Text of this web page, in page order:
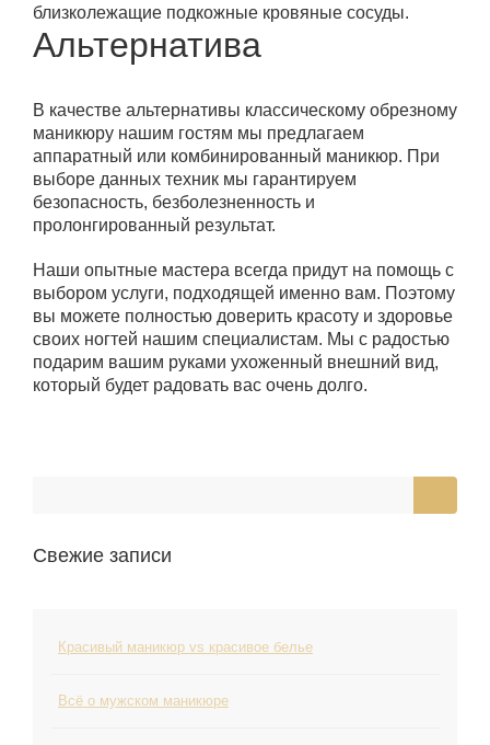
Свежие записи
Красивый маникюр vs красивое белье
Всё о мужском маникюре
близколежащие подкожные кровяные сосуды.
Альтернатива
В качестве альтернативы классическому обрезному
маникюру нашим гостям мы предлагаем
аппаратный или комбинированный маникюр. При
выборе данных техник мы гарантируем
безопасность, безболезненность и
пролонгированный результат.
Наши опытные мастера всегда придут на помощь с
выбором услуги, подходящей именно вам. Поэтому
вы можете полностью доверить красоту и здоровье
своих ногтей нашим специалистам. Мы с радостью
подарим вашим руками ухоженный внешний вид,
который будет радовать вас очень долго.